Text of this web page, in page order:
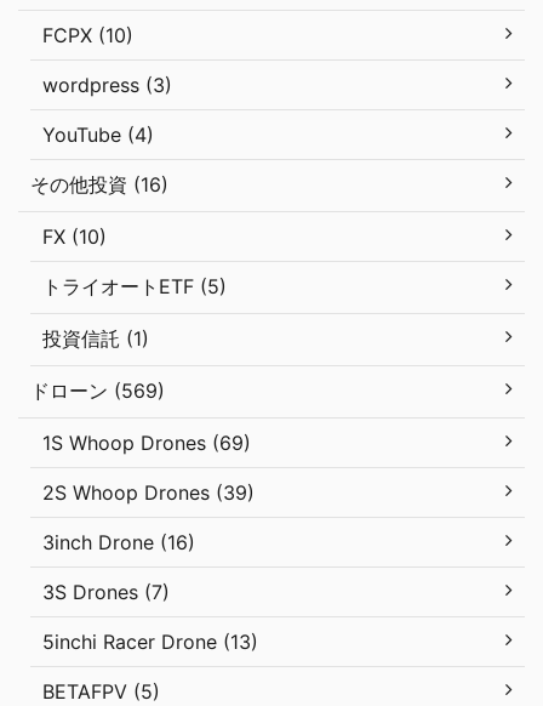
FCPX (10)
wordpress (3)
YouTube (4)
その他投資 (16)
FX (10)
トライオートETF (5)
投資信託 (1)
ドローン (569)
1S Whoop Drones (69)
2S Whoop Drones (39)
3inch Drone (16)
3S Drones (7)
5inchi Racer Drone (13)
BETAFPV (5)